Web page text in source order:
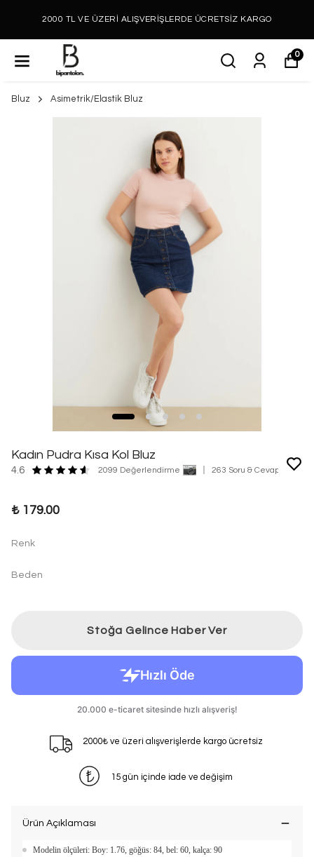
2000 TL VE ÜZERİ ALIŞVERİŞLERDE ÜCRETSİZ KARGO
0
Bluz Asimetrik/Elastik Bluz
Kadın Pudra Kısa Kol Bluz
4.6 2099 Değerlendirme 263 Soru & Cevap
₺ 179.00
Renk
Beden
Stoğa Gelince Haber Ver
2000₺ ve üzeri alışverişlerde kargo ücretsiz
15 gün içinde iade ve değişim
Ürün Açıklaması
Modelin ölçüleri: Boy: 1.76, göğüs: 84, bel: 60, kalça: 90